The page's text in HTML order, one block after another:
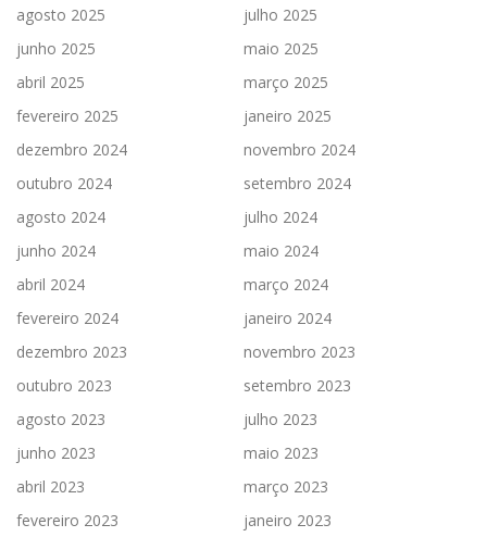
agosto 2025
julho 2025
junho 2025
maio 2025
abril 2025
março 2025
fevereiro 2025
janeiro 2025
dezembro 2024
novembro 2024
outubro 2024
setembro 2024
agosto 2024
julho 2024
junho 2024
maio 2024
abril 2024
março 2024
fevereiro 2024
janeiro 2024
dezembro 2023
novembro 2023
outubro 2023
setembro 2023
agosto 2023
julho 2023
junho 2023
maio 2023
abril 2023
março 2023
fevereiro 2023
janeiro 2023